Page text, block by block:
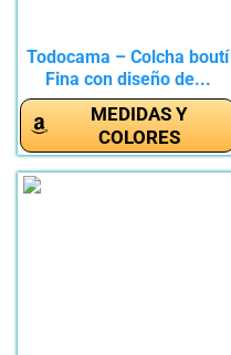
Todocama – Colcha boutí
Fina con diseño de...
MEDIDAS Y
COLORES